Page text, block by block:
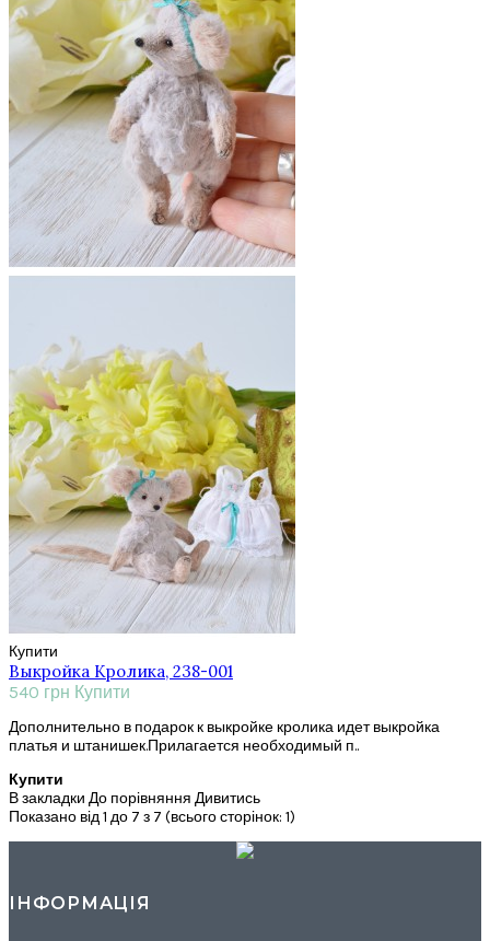
Купити
Выкройка Кролика, 238-001
540 грн Купити
Дополнительно в подарок к выкройке кролика идет выкройка
платья и штанишек.Прилагается необходимый п..
Купити
В закладки До порівняння Дивитись
Показано від 1 до 7 з 7 (всього сторінок: 1)
ІНФОРМАЦІЯ